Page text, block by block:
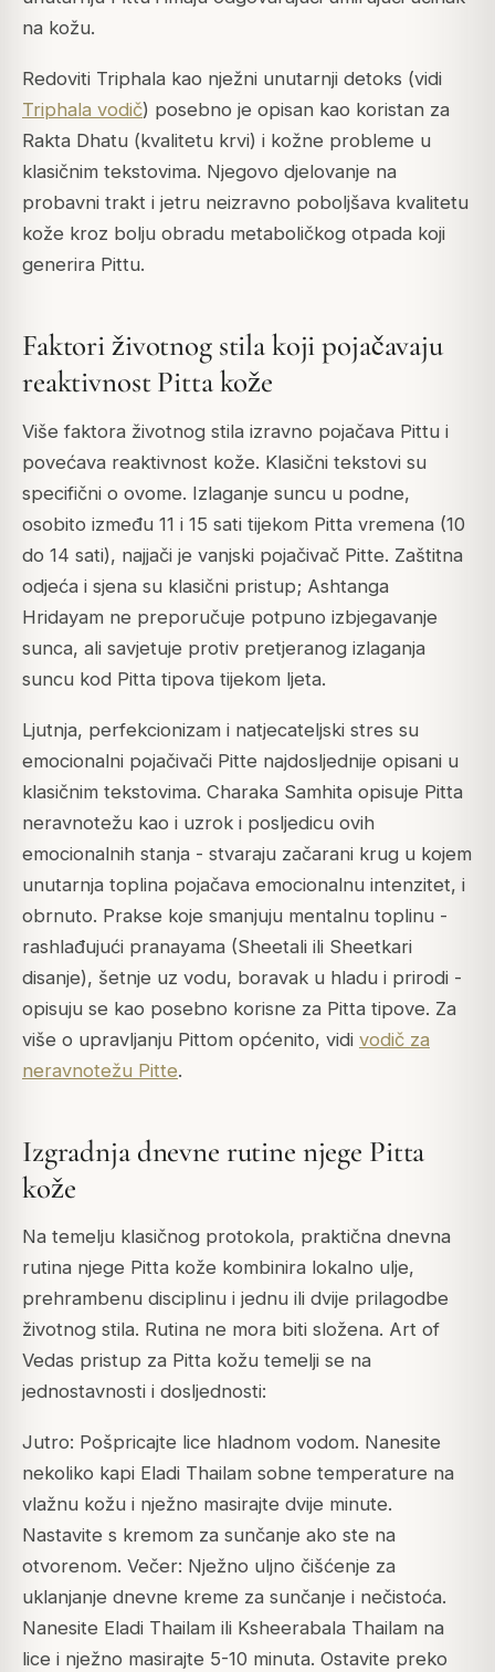
na kožu.
Redoviti Triphala kao nježni unutarnji detoks (vidi
Triphala vodič) posebno je opisan kao koristan za
Rakta Dhatu (kvalitetu krvi) i kožne probleme u
klasičnim tekstovima. Njegovo djelovanje na
probavni trakt i jetru neizravno poboljšava kvalitetu
kože kroz bolju obradu metaboličkog otpada koji
generira Pittu.
Faktori životnog stila koji pojačavaju
reaktivnost Pitta kože
Više faktora životnog stila izravno pojačava Pittu i
povećava reaktivnost kože. Klasični tekstovi su
specifični o ovome. Izlaganje suncu u podne,
osobito između 11 i 15 sati tijekom Pitta vremena (10
do 14 sati), najjači je vanjski pojačivač Pitte. Zaštitna
odjeća i sjena su klasični pristup; Ashtanga
Hridayam ne preporučuje potpuno izbjegavanje
sunca, ali savjetuje protiv pretjeranog izlaganja
suncu kod Pitta tipova tijekom ljeta.
Ljutnja, perfekcionizam i natjecateljski stres su
emocionalni pojačivači Pitte najdosljednije opisani u
klasičnim tekstovima. Charaka Samhita opisuje Pitta
neravnotežu kao i uzrok i posljedicu ovih
emocionalnih stanja - stvaraju začarani krug u kojem
unutarnja toplina pojačava emocionalnu intenzitet, i
obrnuto. Prakse koje smanjuju mentalnu toplinu -
rashlađujući pranayama (Sheetali ili Sheetkari
disanje), šetnje uz vodu, boravak u hladu i prirodi -
opisuju se kao posebno korisne za Pitta tipove. Za
više o upravljanju Pittom općenito, vidi vodič za
neravnotežu Pitte.
Izgradnja dnevne rutine njege Pitta
kože
Na temelju klasičnog protokola, praktična dnevna
rutina njege Pitta kože kombinira lokalno ulje,
prehrambenu disciplinu i jednu ili dvije prilagodbe
životnog stila. Rutina ne mora biti složena. Art of
Vedas pristup za Pitta kožu temelji se na
jednostavnosti i dosljednosti:
Jutro: Pošpricajte lice hladnom vodom. Nanesite
nekoliko kapi Eladi Thailam sobne temperature na
vlažnu kožu i nježno masirajte dvije minute.
Nastavite s kremom za sunčanje ako ste na
otvorenom. Večer: Nježno uljno čišćenje za
uklanjanje dnevne kreme za sunčanje i nečistoća.
Nanesite Eladi Thailam ili Ksheerabala Thailam na
lice i nježno masirajte 5-10 minuta. Ostavite preko